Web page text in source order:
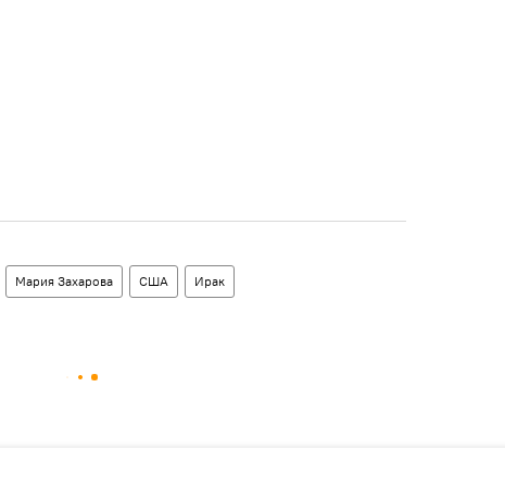
Мария Захарова США Ирак